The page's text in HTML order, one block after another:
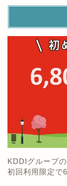
KDDIグループ
初回利用限定で